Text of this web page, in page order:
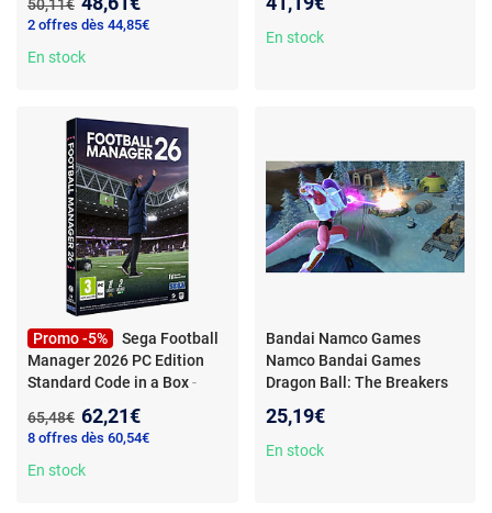
compétition
50,11€
2 offres dès 44,85€
En stock
Fishing Edition (PC) : jeu de
simulation agricole avec
En stock
Promo -5%
Sega Football
Manager 2026 PC Edition
Standard Code in a Box-
– Edition Standard, Code in a
Box
Ancien prix :
65,48€ Nouveau prix :
62,21€
8 offres dès 60,54€
En stock
Bandai Namco Games
Namco Bandai Games
Dragon Ball: The Breakers
survie - Multijoueur
asymétrique -
25,19€
En stock